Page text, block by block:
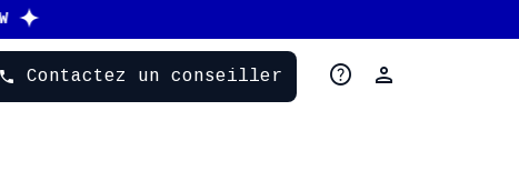
phone Contactez un conseiller help
person